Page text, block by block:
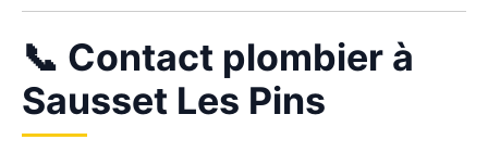
📞 Contact plombier à
Sausset Les Pins